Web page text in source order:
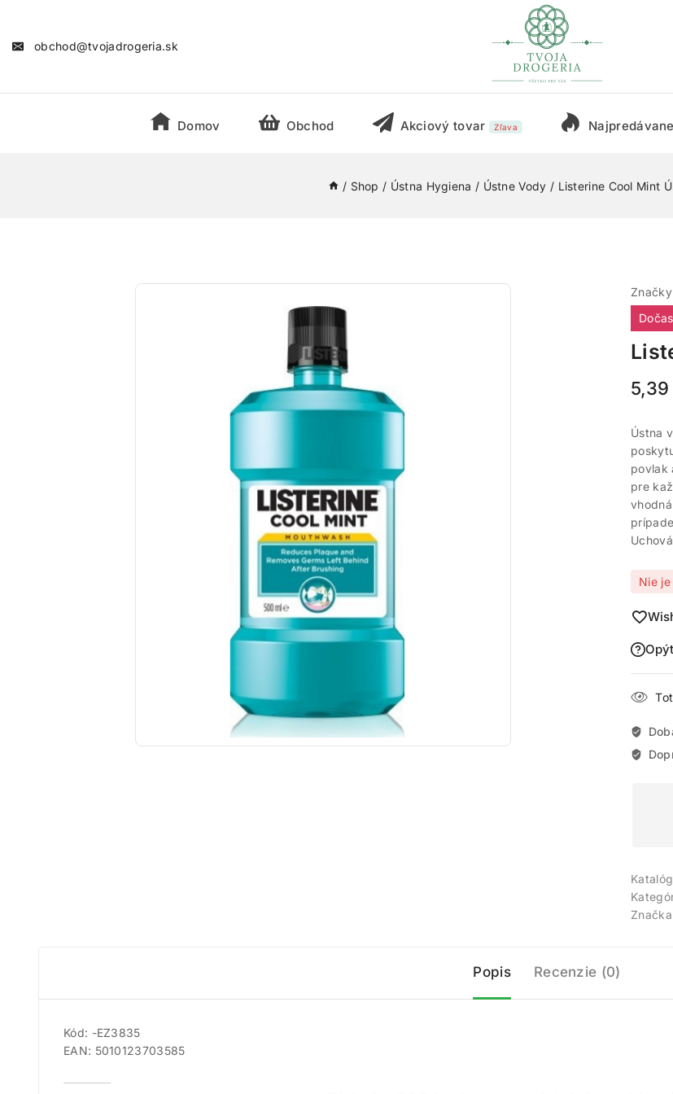
obchod@tvojadrogeria.sk
Domov Obchod Akciový tovar Zľava
/ Shop / Ústna Hygiena / Ústne Vody / Listerine Cool Mint
5,39
Ústna
povlak
pre
Nie
Popis Recenzie (0)
Kód: -EZ3835
EAN: 5010123703585